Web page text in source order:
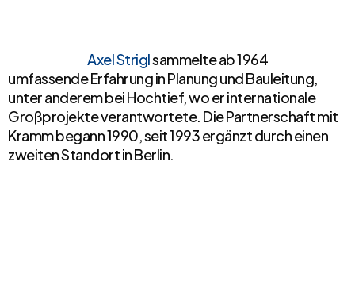
Axel Striglsammelte ab 1964
umfassende Erfahrung in Planung und Bauleitung,
unter anderem bei Hochtief, wo er internationale
Großprojekte verantwortete. Die Partnerschaft mit
Kramm begann 1990, seit 1993 ergänzt durch einen
zweiten Standort in Berlin.